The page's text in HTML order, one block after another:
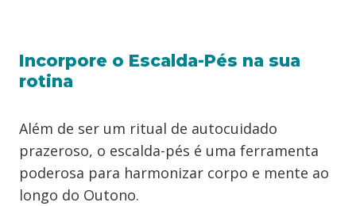
Incorpore o Escalda-Pés na sua
rotina
Além de ser um ritual de autocuidado
prazeroso, o escalda-pés é uma ferramenta
poderosa para harmonizar corpo e mente ao
longo do Outono.